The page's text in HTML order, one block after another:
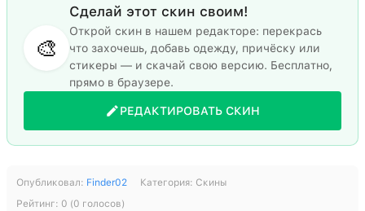
🎨
Сделай этот скин своим!
Открой скин в нашем редакторе: перекрась
что захочешь, добавь одежду, причёску или
стикеры — и скачай свою версию. Бесплатно,
прямо в браузере.
РЕДАКТИРОВАТЬ СКИН
Опубликовал: Finder02 Категория: Скины
Рейтинг: 0 (0 голосов)